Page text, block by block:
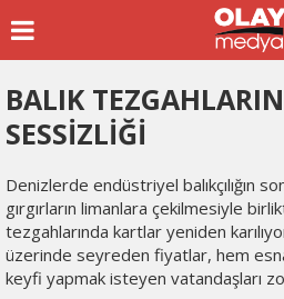
BALIK
SESSİZLİĞİ
Denizlerde endüstriyel balıkçılığın
gırgırların limanlara çekilmesiyle
tezgahlarında kartlar yeniden
üzerinde seyreden fiyatlar, hem
keyfi yapmak isteyen vatandaşları